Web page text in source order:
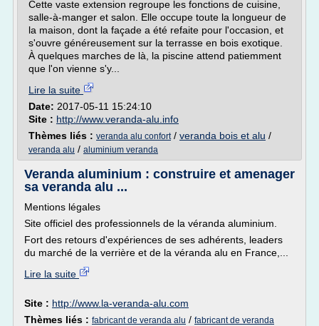
Cette vaste extension regroupe les fonctions de cuisine,
salle-à-manger et salon. Elle occupe toute la longueur de
la maison, dont la façade a été refaite pour l'occasion, et
s'ouvre généreusement sur la terrasse en bois exotique.
À quelques marches de là, la piscine attend patiemment
que l'on vienne s'y...
Lire la suite
Date: 2017-05-11 15:24:10
Site : http://www.veranda-alu.info
Thèmes liés : veranda alu confort/ veranda bois et alu /
veranda alu / aluminium veranda
Veranda aluminium : construire et amenager
sa veranda alu ...
Mentions légales
Site officiel des professionnels de la véranda aluminium.
Fort des retours d'expériences de ses adhérents, leaders
du marché de la verrière et de la véranda alu en France,...
Lire la suite
Site : http://www.la-veranda-alu.com
Thèmes liés : fabricant de veranda alu / fabricant de veranda